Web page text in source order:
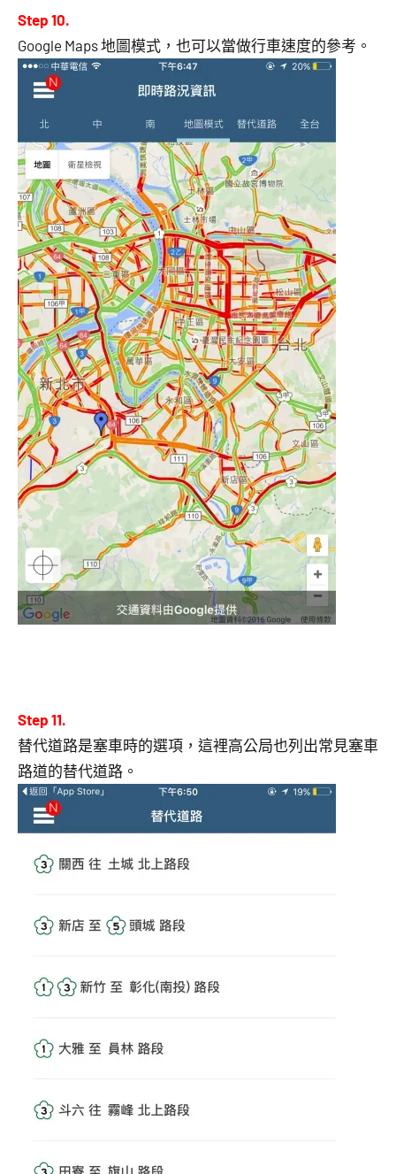
Step 10.
Google Maps 地圖模式，也可以當做行車速度的參考。
Step 11.
替代道路是塞車時的選項，這裡高公局也列出常見塞車
路道的替代道路。